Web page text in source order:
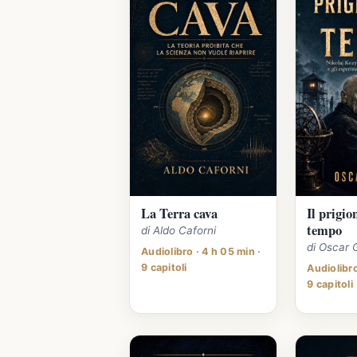
La Terra cava
di Aldo Caforni
Audiolibro · 4 h 05 min ·
9 capitoli
Il
tempo
di Oscar
9 capitoli